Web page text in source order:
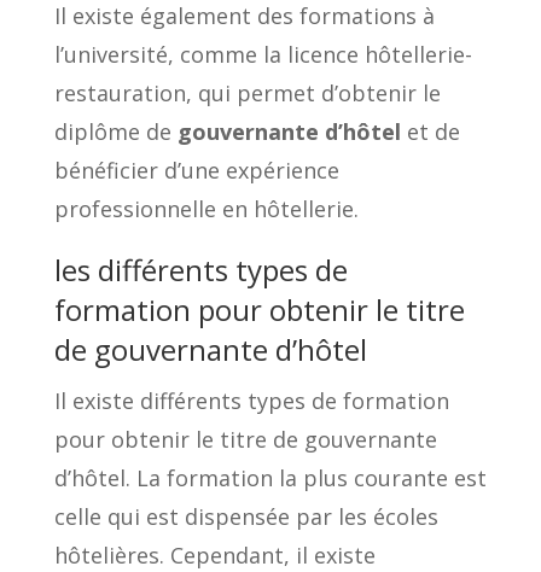
Il existe également des formations à
l’université, comme la licence hôtellerie-
restauration, qui permet d’obtenir le
diplôme de gouvernante d’hôtel et de
bénéficier d’une expérience
professionnelle en hôtellerie.
les différents types de
formation pour obtenir le titre
de gouvernante d’hôtel
Il existe différents types de formation
pour obtenir le titre de gouvernante
d’hôtel. La formation la plus courante est
celle qui est dispensée par les écoles
hôtelières. Cependant, il existe